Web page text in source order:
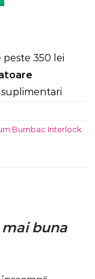
peste 350 lei
Bumbac Interlock
mai buna